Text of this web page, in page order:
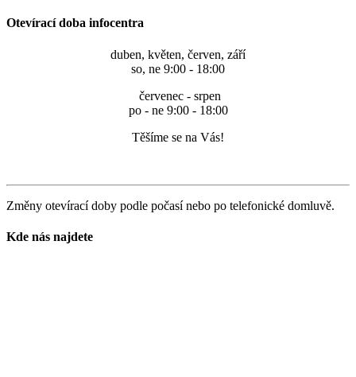
Otevírací doba infocentra
duben, květen, červen, září
so, ne 9:00 - 18:00
červenec - srpen
po - ne 9:00 - 18:00
Těšíme se na Vás!
Změny otevírací doby podle počasí nebo po telefonické domluvě.
Kde nás najdete